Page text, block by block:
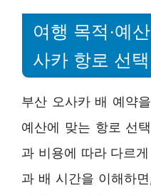
여행 목적·예
사카 항로 선
부산 오사카 배 예약
예산에 맞는 항로 선
과 비용에 따라 다르
과 배 시간을 이해하